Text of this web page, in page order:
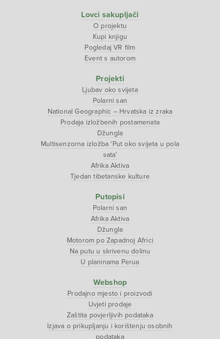
Lovci sakupljači
O projektu
Kupi knjigu
Pogledaj VR film
Event s autorom
Projekti
Ljubav oko svijeta
Polarni san
National Geographic – Hrvatska iz zraka
Prodaja izložbenih postamenata
Džungla
Multisenzorna izložba ‘Put oko svijeta u pola
sata’
Afrika Aktiva
Tjedan tibetanske kulture
Putopisi
Polarni san
Afrika Aktiva
Džungla
Motorom po Zapadnoj Africi
Na putu u skrivenu dolinu
U planinama Perua
Webshop
Prodajno mjesto i proizvodi
Uvjeti prodaje
Zaštita povjerljivih podataka
Izjava o prikupljanju i korištenju osobnih
podataka